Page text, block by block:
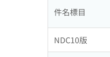
件名標目
NDC10版